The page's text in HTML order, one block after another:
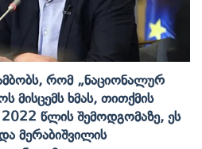
Რომ „ნაციონალურ
Მისცემს Ხმას, Თითქმის
Წლის Შემოდგომაზე, Ეს
Მერაბიშვილის